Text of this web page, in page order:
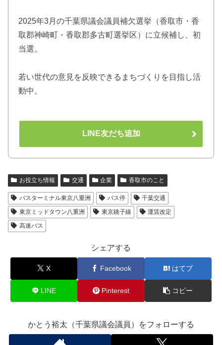
2025年3月の千葉県議会議員補欠選挙（香取市・香
取郡神崎町・香取郡多古町選挙区）に立候補し、初
当選。
若い世代の意見を反映できるまちづくりを目指し活
動中。
LINE友だち追加
お役立ち情報 交通 企業 香取市のこと
バスターミナル東京八重洲 バス停
千葉交通
東京ミッドタウン八重洲
東京銚子線
運賃改定
高速バス
シェアする
X Facebook はてブ
LINE Pinterest コピー
かとう裕太（千葉県議会議員）をフォローする